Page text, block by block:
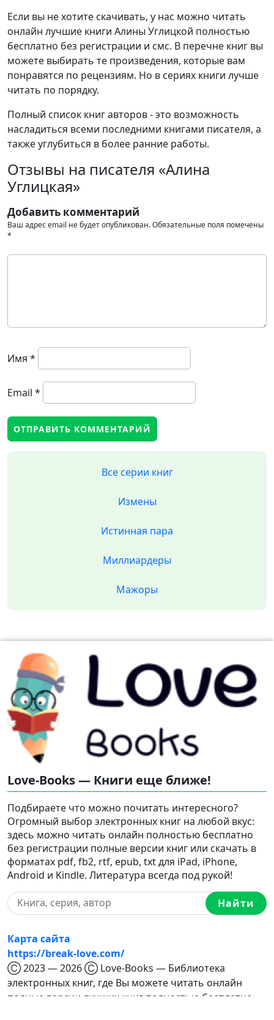
Если вы не хотите скачивать, у нас можно читать
онлайн лучшие книги Алины Углицкой полностью
бесплатно без регистрации и смс. В перечне книг вы
можете выбирать те произведения, которые вам
понравятся по рецензиям. Но в сериях книги лучше
читать по порядку.
Полный список книг авторов - это возможность
насладиться всеми последними книгами писателя, а
также углубиться в более ранние работы.
Отзывы на писателя «Алина
Углицкая»
Добавить комментарий
Ваш адрес email не будет опубликован.Обязательные поля помечены
*
Имя *
Email *
Все серии книг
Измены
Истинная пара
Миллиардеры
Мажоры
Love-Books — Книги еще ближе!
Подбираете что можно почитать интересного?
Огромный выбор электронных книг на любой вкус:
здесь можно читать онлайн полностью бесплатно
без регистрации полные версии книг или скачать в
форматах pdf, fb2, rtf, epub, txt для iPad, iPhone,
Android и Kindle. Литература всегда под рукой!
Найти
Карта сайта
https://break-love.com/
Ⓒ 2023 — 2026 Ⓒ Love-Books — Библиотека
электронных книг, где Вы можете читать онлайн
полные версии лучших книг полностью бесплатно